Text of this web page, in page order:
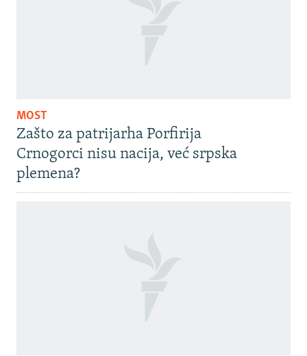
MOST
Zašto za patrijarha Porfirija
Crnogorci nisu nacija, već srpska
plemena?